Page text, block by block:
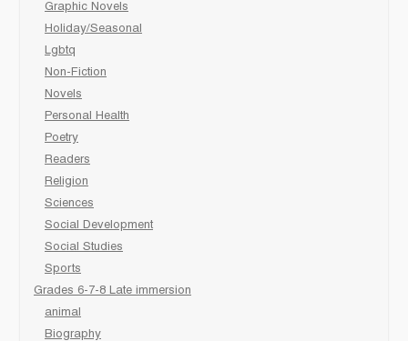
Graphic Novels
Holiday/Seasonal
Lgbtq
Non-Fiction
Novels
Personal Health
Poetry
Readers
Religion
Sciences
Social Development
Social Studies
Sports
Grades 6-7-8 Late immersion
animal
Biography